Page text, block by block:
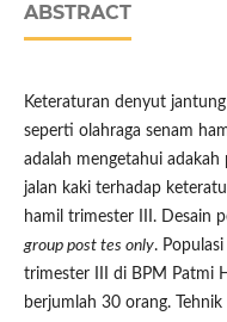
ABSTRACT
Keteraturan denyut
seperti olahraga senam
adalah mengetahui
jalan kaki terhadap
hamil trimester III. Desain
group post tes only.
trimester III di BPM Patmi
berjumlah 30 orang.